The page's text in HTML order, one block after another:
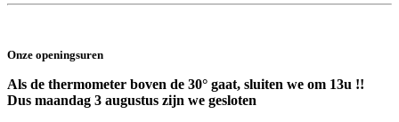
Onze openingsuren
Als de thermometer boven de 30° gaat, sluiten we om 13u !!
Dus maandag 3 augustus zijn we gesloten